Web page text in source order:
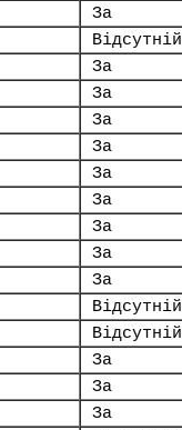
За
Відсутній
За
За
За
За
За
За
За
За
За
Відсутній
Відсутній
За
За
За